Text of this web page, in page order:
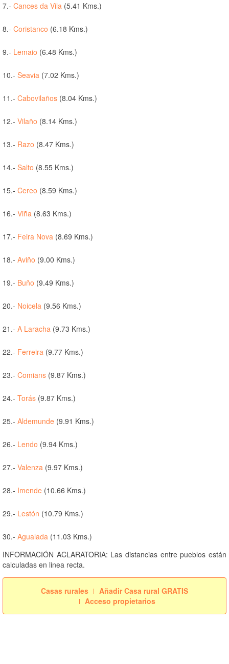
7.- Cances da Vila (5.41 Kms.)
8.- Coristanco (6.18 Kms.)
9.- Lemaio (6.48 Kms.)
10.- Seavia (7.02 Kms.)
11.- Cabovilaños (8.04 Kms.)
12.- Vilaño (8.14 Kms.)
13.- Razo (8.47 Kms.)
14.- Salto (8.55 Kms.)
15.- Cereo (8.59 Kms.)
16.- Viña (8.63 Kms.)
17.- Feira Nova (8.69 Kms.)
18.- Aviño (9.00 Kms.)
19.- Buño (9.49 Kms.)
20.- Noicela (9.56 Kms.)
21.- A Laracha (9.73 Kms.)
22.- Ferreira (9.77 Kms.)
23.- Comians (9.87 Kms.)
24.- Torás (9.87 Kms.)
25.- Aldemunde (9.91 Kms.)
26.- Lendo (9.94 Kms.)
27.- Valenza (9.97 Kms.)
28.- Imende (10.66 Kms.)
29.- Lestón (10.79 Kms.)
30.- Agualada (11.03 Kms.)
INFORMACIÓN ACLARATORIA: Las distancias entre pueblos están
calculadas en linea recta.
Casas rurales
Añadir Casa rural GRATIS
Acceso propietarios